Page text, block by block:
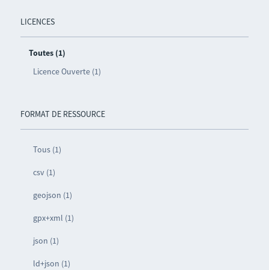
LICENCES
Toutes (1)
Licence Ouverte (1)
FORMAT DE RESSOURCE
Tous (1)
csv (1)
geojson (1)
gpx+xml (1)
json (1)
ld+json (1)